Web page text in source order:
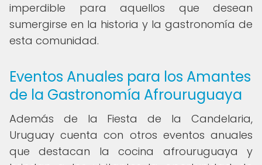
imperdible para aquellos que desean
sumergirse en la historia y la gastronomía de
esta comunidad.
Eventos Anuales para los Amantes
de la Gastronomía Afrouruguaya
Además de la Fiesta de la Candelaria,
Uruguay cuenta con otros eventos anuales
que destacan la cocina afrouruguaya y